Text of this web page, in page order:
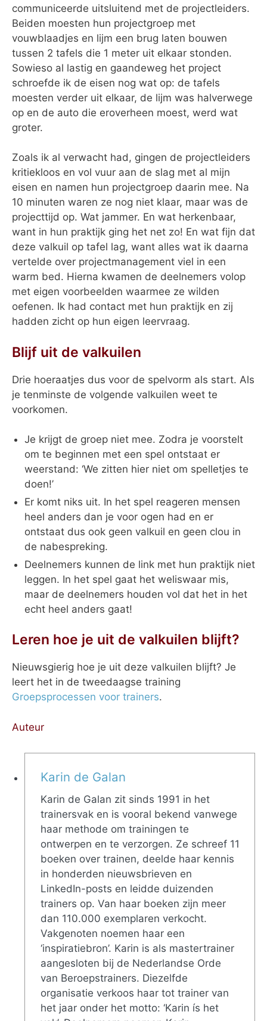
communiceerde uitsluitend met de projectleiders.
Beiden moesten hun projectgroep met
vouwblaadjes en lijm een brug laten bouwen
tussen 2 tafels die 1 meter uit elkaar stonden.
Sowieso al lastig en gaandeweg het project
schroefde ik de eisen nog wat op: de tafels
moesten verder uit elkaar, de lijm was halverwege
op en de auto die eroverheen moest, werd wat
groter.
Zoals ik al verwacht had, gingen de projectleiders
kritiekloos en vol vuur aan de slag met al mijn
eisen en namen hun projectgroep daarin mee. Na
10 minuten waren ze nog niet klaar, maar was de
projecttijd op. Wat jammer. En wat herkenbaar,
want in hun praktijk ging het net zo! En wat fijn dat
deze valkuil op tafel lag, want alles wat ik daarna
vertelde over projectmanagement viel in een
warm bed. Hierna kwamen de deelnemers volop
met eigen voorbeelden waarmee ze wilden
oefenen. Ik had contact met hun praktijk en zij
hadden zicht op hun eigen leervraag.
Blijf uit de valkuilen
Drie hoeraatjes dus voor de spelvorm als start. Als
je tenminste de volgende valkuilen weet te
voorkomen.
Je krijgt de groep niet mee. Zodra je voorstelt
om te beginnen met een spel ontstaat er
weerstand: ‘We zitten hier niet om spelletjes te
doen!’
Er komt niks uit. In het spel reageren mensen
heel anders dan je voor ogen had en er
ontstaat dus ook geen valkuil en geen clou in
de nabespreking.
Deelnemers kunnen de link met hun praktijk niet
leggen. In het spel gaat het weliswaar mis,
maar de deelnemers houden vol dat het in het
echt heel anders gaat!
Leren hoe je uit de valkuilen blijft?
Nieuwsgierig hoe je uit deze valkuilen blijft? Je
leert het in de tweedaagse training
Groepsprocessen voor trainers.
Auteur
Karin de Galan
Karin de Galan zit sinds 1991 in het
trainersvak en is vooral bekend vanwege
haar methode om trainingen te
ontwerpen en te verzorgen. Ze schreef 11
boeken over trainen, deelde haar kennis
in honderden nieuwsbrieven en
LinkedIn-posts en leidde duizenden
trainers op. Van haar boeken zijn meer
dan 110.000 exemplaren verkocht.
Vakgenoten noemen haar een
‘inspiratiebron’. Karin is als mastertrainer
aangesloten bij de Nederlandse Orde
van Beroepstrainers. Diezelfde
organisatie verkoos haar tot trainer van
het jaar onder het motto: ‘Karin ís het